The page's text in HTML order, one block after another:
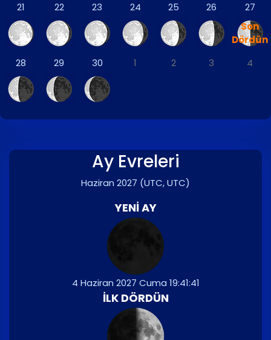
21 22 23 24 25 26
27
Son
Dördün
28
29 30 1 2 3 4
Ay Evreleri
Haziran 2027 (UTC, UTC)
YENI AY
4 Haziran 2027 Cuma 19:41:41
İLK DÖRDÜN